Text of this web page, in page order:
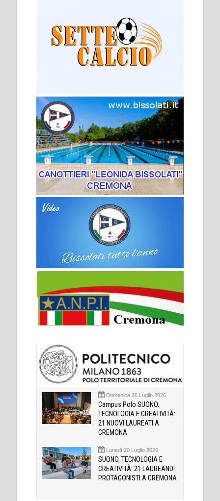
Domenica 26 Luglio 2026
Campus Polo SUONO,
TECNOLOGIA E CREATIVITÀ:
21 NUOVI LAUREATI A
CREMONA
Lunedì 20 Luglio 2026
SUONO, TECNOLOGIA E
CREATIVITÀ: 21 LAUREANDI
PROTAGONISTI A CREMONA